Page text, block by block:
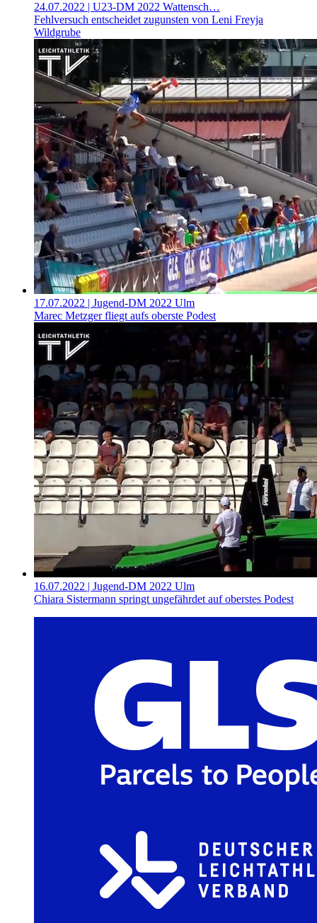
24.07.2022 | U23-DM 2022 Wattensch…
Fehlversuch entscheidet zugunsten von Leni Freyja
Wildgrube
17.07.2022 | Jugend-DM 2022 Ulm
Marec Metzger fliegt aufs oberste Podest
16.07.2022 | Jugend-DM 2022 Ulm
Chiara Sistermann springt ungefährdet auf oberstes Podest